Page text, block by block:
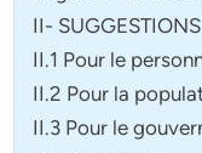
II- SUGGESTIONS
II.1 Pour le
II.2 Pour la
II.3 Pour le